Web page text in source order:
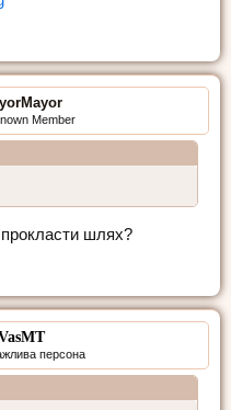
Member
шлях?
персона